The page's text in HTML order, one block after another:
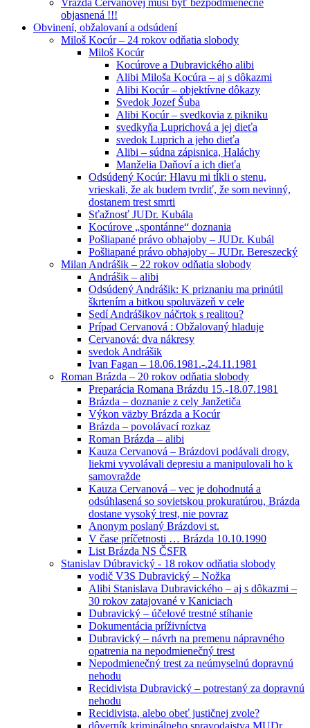
objasnená !!!
Obvinení, obžalovaní a odsúdení
Miloš Kocúr – 24 rokov odňatia slobody
Miloš Kocúr
Kocúrove a Dubravického alibi
Alibi Miloša Kocúra – aj s dôkazmi
Alibi Kocúr – objektívne dôkazy
Svedok Jozef Šuba
Alibi Kocúr – svedkovia z pikniku
svedkyňa Luprichová a jej dieťa
svedok Luprich a jeho dieťa
Alibi – súdna zápisnica, Haláchy
Manželia Daňoví a ich dieťa
Odsúdený Kocúr: Hlavu mi tĺkli o stenu,
vrieskali, že ak budem tvrdiť, že som nevinný,
dostanem trest smrti
Sťažnosť JUDr. Kubála
Kocúrove „spontánne“ doznania
Pošliapané právo obhajoby – JUDr. Kubál
Pošliapané právo obhajoby – JUDr. Bereszecký
Milan Andrášik – 22 rokov odňatia slobody
Andrášik – alibi
Odsúdený Andrášik: K priznaniu ma prinútil
škrtením a bitkou spoluväzeň v cele
Sedí Andrášikov náčrtok s realitou?
Prípad Cervanová : Obžalovaný hladuje
Cervanová: dva nákresy
svedok Andrášik
Ivan Fagan – 18.06.1981.-.24.11.1981
Roman Brázda – 20 rokov odňatia slobody
Preparácia Romana Brázdu 15.-18.07.1981
Brázda – doznanie z cely Janžetiča
Výkon väzby Brázda a Kocúr
Brázda – povolávací rozkaz
Roman Brázda – alibi
Kauza Cervanová – Brázdovi podávali drogy,
liekmi vyvolávali depresiu a manipulovali ho k
samovražde
Kauza Cervanová – vec je dohodnutá a
odsúhlasená so sovietskou prokuratúrou, Brázda
dostane vysoký trest, nie povraz
Anonym poslaný Brázdovi st.
V čase príčetnosti … Brázda 10.10.1990
List Brázda NS ČSFR
Stanislav Dúbravický - 18 rokov odňatia slobody
vodič V3S Dubravický – Nožka
Alibi Stanislava Dubravického – aj s dôkazmi –
30 rokov zatajované v Kaniciach
Dubravický – účelové trestné stíhanie
Dokumentácia príživníctva
Dubravický – návrh na premenu nápravného
opatrenia na nepodmienečný trest
Nepodmienečný trest za neúmyselnú dopravnú
nehodu
Recidivista Dubravický – potrestaný za dopravnú
nehodu
Recidivista, alebo obeť justičnej zvole?
dôverník kriminálneho spravodajstva MUDr.